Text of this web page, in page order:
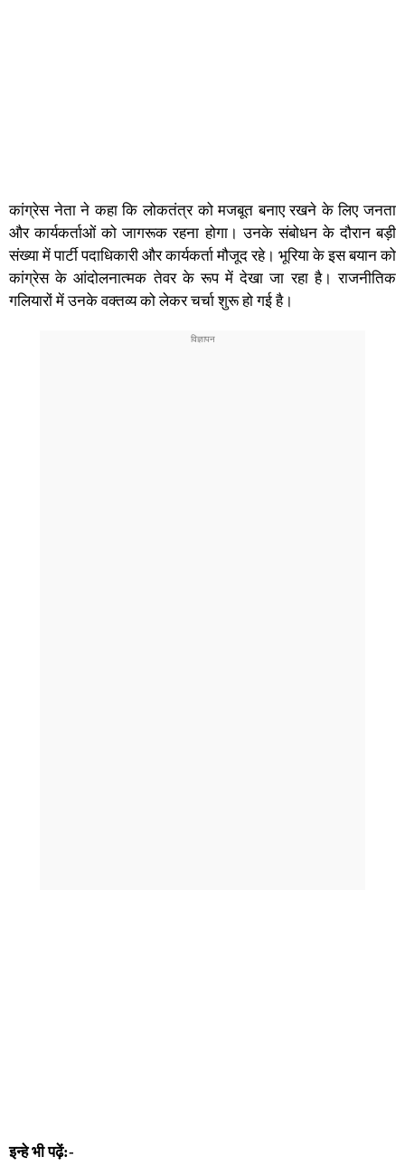
कांग्रेस नेता ने कहा कि लोकतंत्र को मजबूत बनाए रखने के लिए जनता
और कार्यकर्ताओं को जागरूक रहना होगा। उनके संबोधन के दौरान बड़ी
संख्या में पार्टी पदाधिकारी और कार्यकर्ता मौजूद रहे। भूरिया के इस बयान को
कांग्रेस के आंदोलनात्मक तेवर के रूप में देखा जा रहा है। राजनीतिक
गलियारों में उनके वक्तव्य को लेकर चर्चा शुरू हो गई है।
इन्हे भी पढ़ें:-